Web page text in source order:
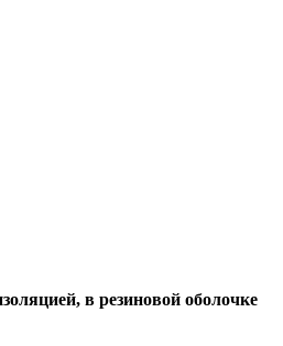
в резиновой оболочке